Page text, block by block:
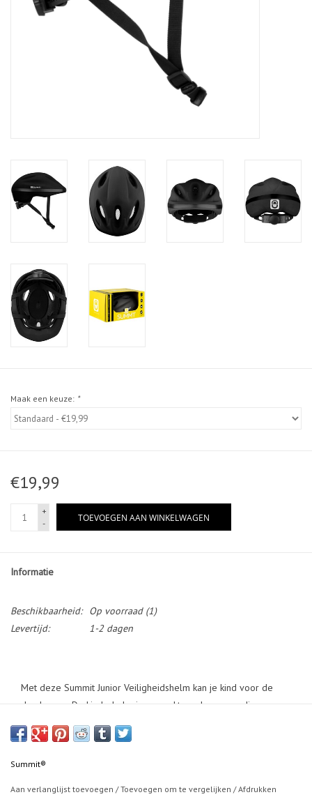
Maak een keuze: *
€19,99
+
-
TOEVOEGEN AAN WINKELWAGEN
Informatie
Beschikbaarheid: Op voorraad(1)
Levertijd:
1-2 dagen
Met deze Summit Junior Veiligheidshelm kan je kind voor de
dag komen. De kinderhelm is gemaakt van hoogwaardige
materialen en vrolijke kleuren om je kleine te beschermen
tijdens als zijn avonturen. De helm kan gebruikt worden tijdens
Summit®
Aan verlanglijst toevoegen /Toevoegen om te vergelijken /Afdrukken